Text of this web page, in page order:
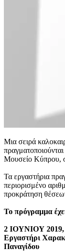
Μια σειρά
Μουσείο Κύπρου,
Τα εργαστήρια
περιορισμένο
προκράτηση
Το πρόγραμμα
2 ΙΟΥΝΙΟΥ 2019,
Εργαστήρι
Παναγίδου